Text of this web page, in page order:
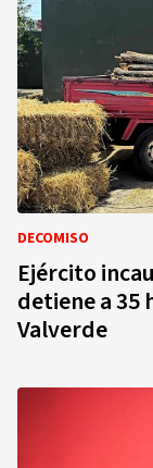
DECOMISO
Ejército
detiene a 35
Valverde